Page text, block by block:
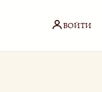
ВОЙТИ